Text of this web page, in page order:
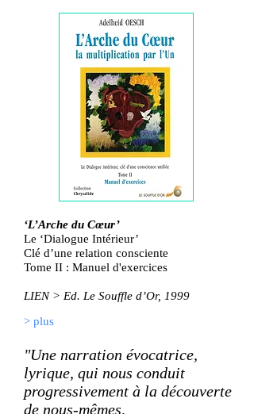
‘L’Arche du Cœur’
Le ‘Dialogue Intérieur’
Clé d’une relation consciente
Tome II : Manuel d'exercices
LIEN > Ed. Le Souffle d’Or, 1999
> plus
"Une narration évocatrice,
lyrique, qui nous conduit
progressivement à la découverte
de nous-mêmes,